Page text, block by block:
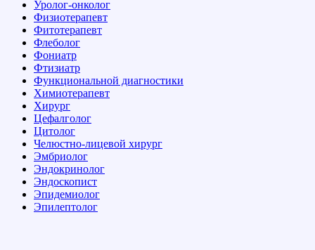
Уролог-онколог
Физиотерапевт
Фитотерапевт
Флеболог
Фониатр
Фтизиатр
Функциональной диагностики
Химиотерапевт
Хирург
Цефалголог
Цитолог
Челюстно-лицевой хирург
Эмбриолог
Эндокринолог
Эндоскопист
Эпидемиолог
Эпилептолог